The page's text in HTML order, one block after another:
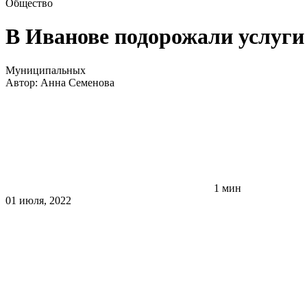
Общество
В Иванове подорожали
Муниципальных
Автор: Анна Семенова
1 мин
01 июля, 2022